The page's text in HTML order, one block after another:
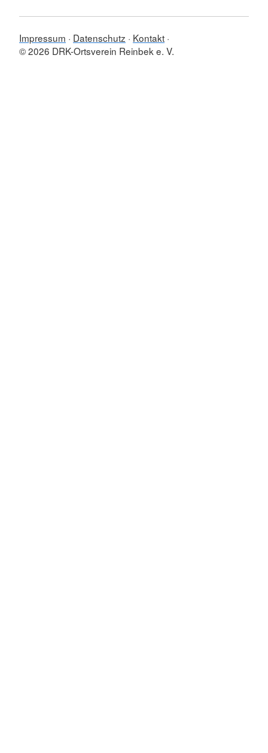
Impressum Datenschutz
Kontakt
© 2026 DRK-Ortsverein Reinbek e. V.